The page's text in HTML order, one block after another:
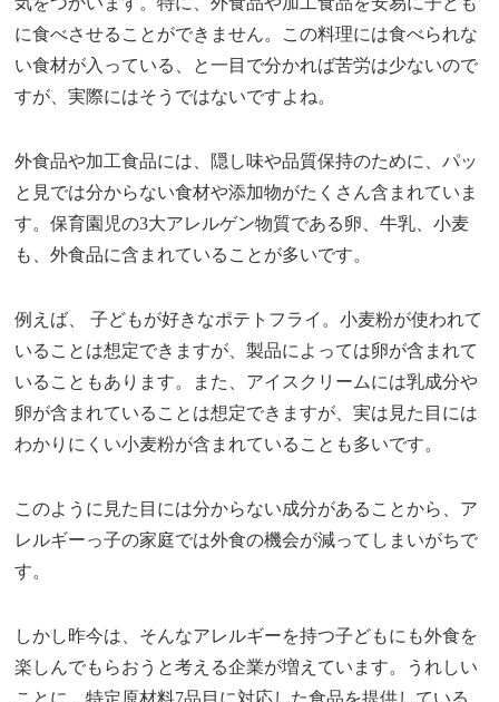
に食べさせることができません。この料理には食べられな
い食材が入っている、と一目で分かれば苦労は少ないので
すが、実際にはそうではないですよね。
外食品や加工食品には、隠し味や品質保持のために、パッ
と見では分からない食材や添加物がたくさん含まれていま
す。保育園児の3大アレルゲン物質である卵、牛乳、小麦
も、外食品に含まれていることが多いです。
例えば、 子どもが好きなポテトフライ。小麦粉が使われて
いることは想定できますが、製品によっては卵が含まれて
いることもあります。また、アイスクリームには乳成分や
卵が含まれていることは想定できますが、実は見た目には
わかりにくい小麦粉が含まれていることも多いです。
このように見た目には分からない成分があることから、ア
レルギーっ子の家庭では外食の機会が減ってしまいがちで
す。
しかし昨今は、そんなアレルギーを持つ子どもにも外食を
楽しんでもらおうと考える企業が増えています。うれしい
ことに、特定原材料7品目に対応した食品を提供している